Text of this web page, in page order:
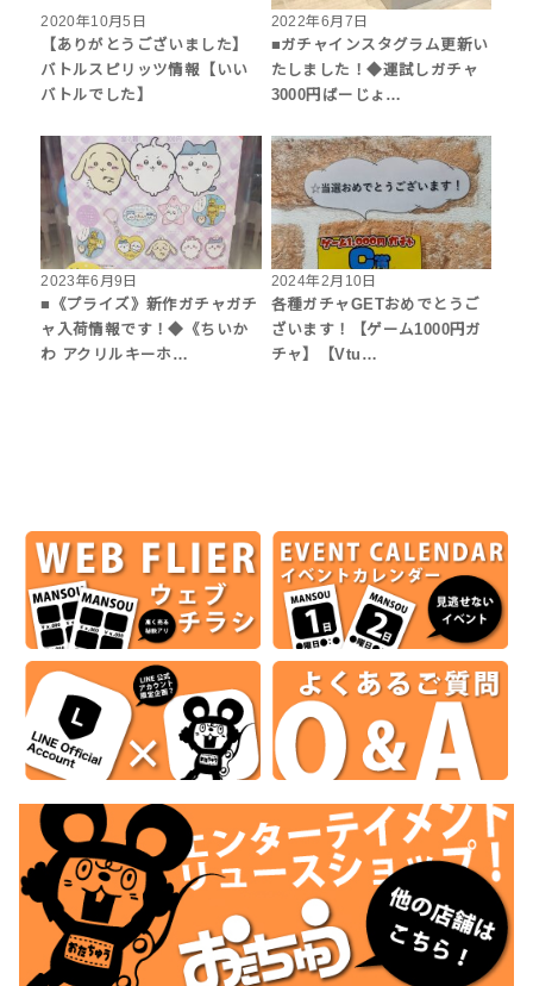
2020年10月5日
【ありがとうございました】
バトルスピリッツ情報【いい
バトルでした】
2022年6月7日
■ガチャインスタグラム更新い
たしました！◆運試しガチャ
3000円ばーじょ…
2023年6月9日
■《プライズ》新作ガチャガチ
ャ入荷情報です！◆《ちいか
わ アクリルキーホ…
2024年2月10日
各種ガチャGETおめでとうご
ざいます！【ゲーム1000円ガ
チャ】【Vtu…